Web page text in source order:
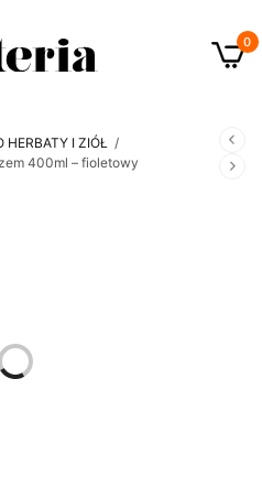
0
HERBATY I ZIÓŁ /
400ml – fioletowy